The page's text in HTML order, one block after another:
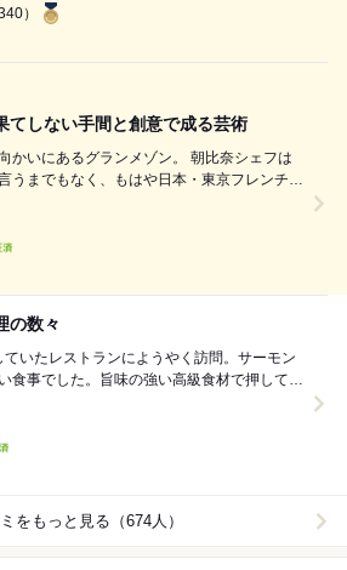
てはちょうど良いサイズ感。個室も用意さ
。内装はロブション系と...
）
てしない手間と創意で成る芸術
るグランメゾン。 朝比奈シェフは
うまでもなく、もはや日本・東京フレンチを
の向上が半端ではない。 期待を大き
、流...
の数々
いたレストランにようやく訪問。サーモン
食事でした。旨味の強い高級食材で押してく
をもっと見る（674人）